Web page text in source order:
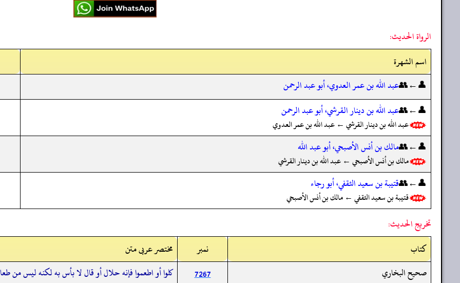
الرواة الحديث:
اسم الشهرة
👤←👥عبد الله بن عمر العدوي، أبو عبد الرحمن
👤←👥عبد الله بن دينار القرشي، أبو عبد الرحمن
عبد الله بن دينار القرشي ← عبد الله بن عمر العدوي
👤←👥مالك بن أنس الأصبحي، أبو عبد الله
مالك بن أنس الأصبحي ← عبد الله بن دينار القرشي
👤←👥قتيبة بن سعيد الثقفي، أبو رجاء
قتيبة بن سعيد الثقفي ← مالك بن أنس الأصبحي
تخريج الحديث:
کتاب
نمبر
مختصر عربی متن
صحيح البخاري
7267
كلوا أو اطعموا فإنه حلال أو قال لا بأس به لكنه ليس من